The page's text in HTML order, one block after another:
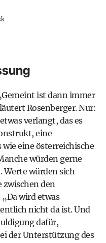
ist dann immer
Rosenberger. Nur:
verlangt, das es
eine
wie eine österreichische
würden gerne
Werte würden sich
zwischen den
wird etwas
nicht da ist. Und
dafür,
der Unterstützung des